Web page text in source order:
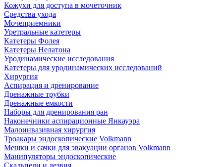
Кожухи для доступа в мочеточник
Средства ухода
Мочеприемники
Уретральные катетеры
Катетеры Фолея
Катетеры Нелатона
Уродинамические исследования
Катетеры для уродинамических исследований
Хирургия
Аспирация и дренирование
Дренажные трубки
Дренажные емкости
Наборы для дренирования ран
Наконечники аспирационные Янкауэра
Малоинвазивная хирургия
Троакары эндоскопические Volkmann
Мешки и сачки для эвакуации органов Volkmann
Манипуляторы эндоскопические
Скальпели и лезвия